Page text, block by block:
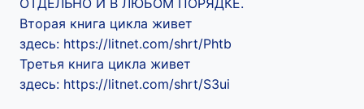
ОТДЕЛЬНО И В ЛЮБОМ ПОРЯДКЕ.
Вторая книга цикла живет
здесь: https://litnet.com/shrt/Phtb
Третья книга цикла живет
здесь: https://litnet.com/shrt/S3ui